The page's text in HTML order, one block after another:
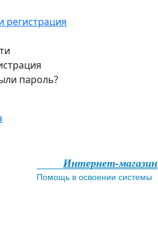
регистрация
пароль?
Интернет-магазин
Помощь в освоении системы